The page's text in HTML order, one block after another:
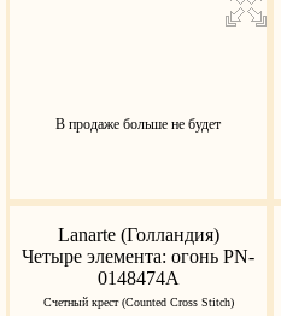
В продаже больше не будет
Lanarte (Голландия)
Четыре элемента: огонь PN-
0148474A
Счетный крест (Counted Cross Stitch)